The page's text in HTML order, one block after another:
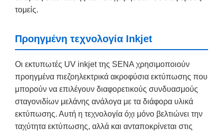
τομείς.
Προηγμένη τεχνολογία Inkjet
Οι εκτυπωτές UV inkjet της SENA χρησιμοποιούν
προηγμένα πιεζοηλεκτρικά ακροφύσια εκτύπωσης που
μπορούν να επιλέγουν διαφορετικούς συνδυασμούς
σταγονιδίων μελάνης ανάλογα με τα διάφορα υλικά
εκτύπωσης. Αυτή η τεχνολογία όχι μόνο βελτιώνει την
ταχύτητα εκτύπωσης, αλλά και ανταποκρίνεται στις